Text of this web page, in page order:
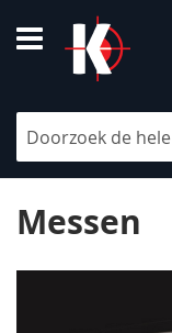
naar
de
Filteren
Messen